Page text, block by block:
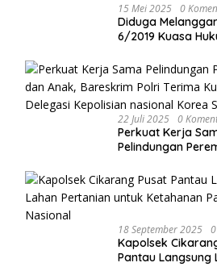
15 Mei 2025 0
Diduga
6/2019 Kuasa
Bandung Kota .
22 Juli 2025 0
Perkuat Kerja
Pelindungan
Kunjungan
nasional Korea
18 September 2025
Kapolsek
Pantau Langsung